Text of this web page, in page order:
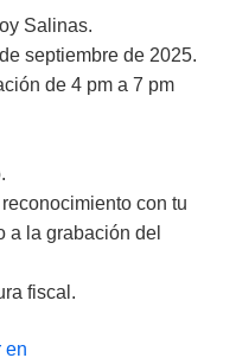
Salinas.
septiembre de 2025.
de 4 pm a 7 pm
con tu
a la grabación del
fiscal.